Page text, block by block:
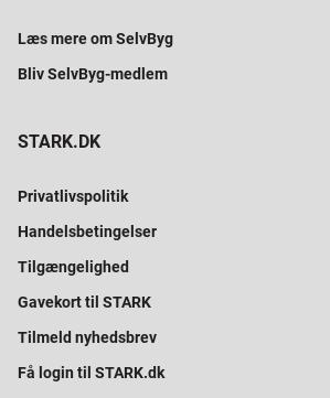
Læs mere om SelvByg
Bliv SelvByg-medlem
STARK.DK
Privatlivspolitik
Handelsbetingelser
Tilgængelighed
Gavekort til STARK
Tilmeld nyhedsbrev
Få login til STARK.dk